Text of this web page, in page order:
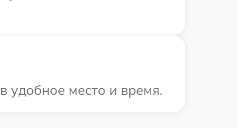
удобное место и время.